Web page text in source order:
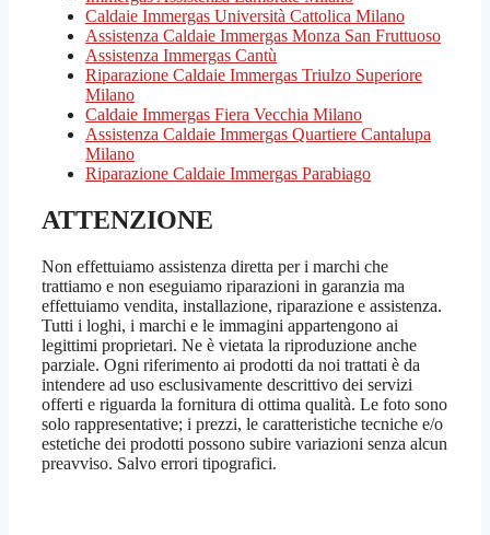
Caldaie Immergas Università Cattolica Milano
Assistenza Caldaie Immergas Monza San Fruttuoso
Assistenza Immergas Cantù
Riparazione Caldaie Immergas Triulzo Superiore
Milano
Caldaie Immergas Fiera Vecchia Milano
Assistenza Caldaie Immergas Quartiere Cantalupa
Milano
Riparazione Caldaie Immergas Parabiago
ATTENZIONE
Non effettuiamo assistenza diretta per i marchi che
trattiamo e non eseguiamo riparazioni in garanzia ma
effettuiamo vendita, installazione, riparazione e assistenza.
Tutti i loghi, i marchi e le immagini appartengono ai
legittimi proprietari. Ne è vietata la riproduzione anche
parziale. Ogni riferimento ai prodotti da noi trattati è da
intendere ad uso esclusivamente descrittivo dei servizi
offerti e riguarda la fornitura di ottima qualità. Le foto sono
solo rappresentative; i prezzi, le caratteristiche tecniche e/o
estetiche dei prodotti possono subire variazioni senza alcun
preavviso. Salvo errori tipografici.